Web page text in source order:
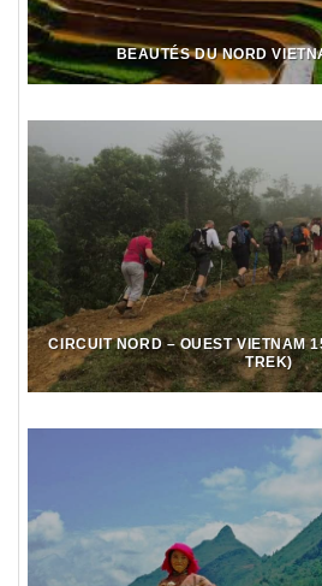
BEAUTÉS DU NORD
CIRCUIT NORD – OUEST VIETNAM
TREK)